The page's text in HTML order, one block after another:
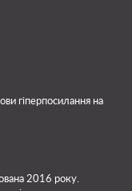
гіперпосилання на
2016 року.